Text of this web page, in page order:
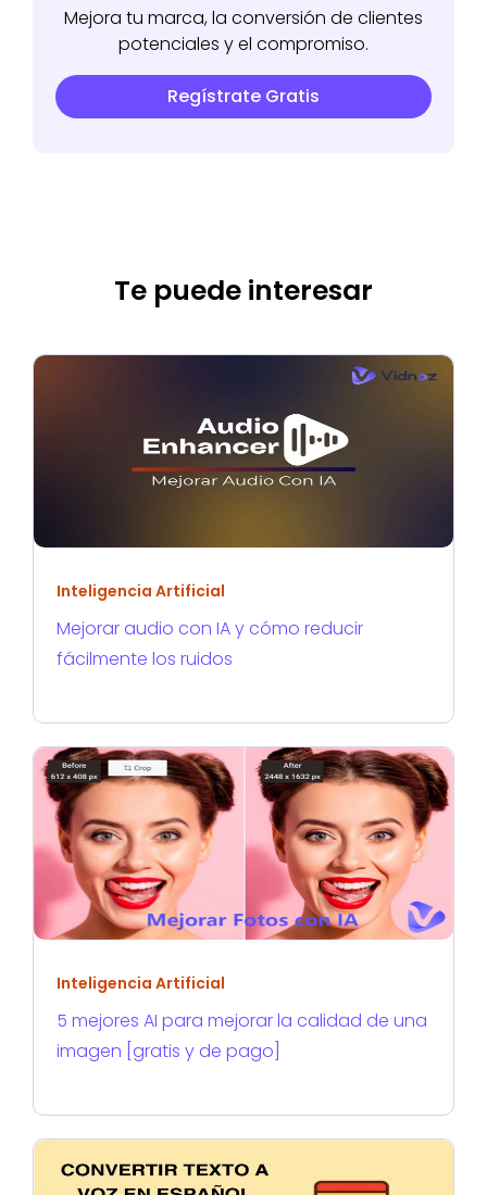
Mejora tu marca, la conversión de clientes
potenciales y el compromiso.
Regístrate Gratis
Te puede interesar
Inteligencia Artificial
Mejorar audio con IA y cómo reducir
fácilmente los ruidos
Inteligencia Artificial
5 mejores AI para mejorar la calidad de una
imagen [gratis y de pago]